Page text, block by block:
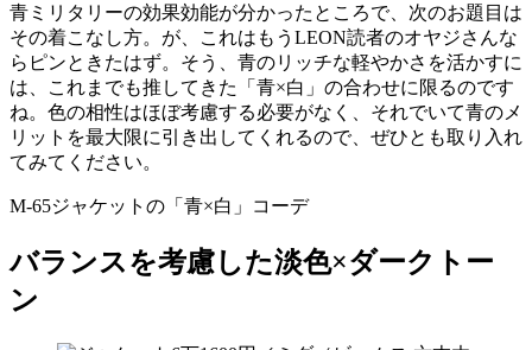
青ミリタリーの効果効能が分かったところで、次のお題目は
その着こなし方。が、これはもうLEON読者のオヤジさんな
らピンときたはず。そう、青のリッチな軽やかさを活かすに
は、これまでも推してきた「青×白」の合わせに限るのです
ね。色の相性はほぼ考慮する必要がなく、それでいて青のメ
リットを最大限に引き出してくれるので、ぜひとも取り入れ
てみてください。
M-65ジャケットの「青×白」コーデ
バランスを考慮した淡色×ダークトー
ン